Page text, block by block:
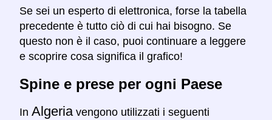
Se sei un esperto di elettronica, forse la tabella
precedente è tutto ciò di cui hai bisogno. Se
questo non è il caso, puoi continuare a leggere
e scoprire cosa significa il grafico!
Spine e prese per ogni Paese
In Algeria vengono utilizzati i seguenti